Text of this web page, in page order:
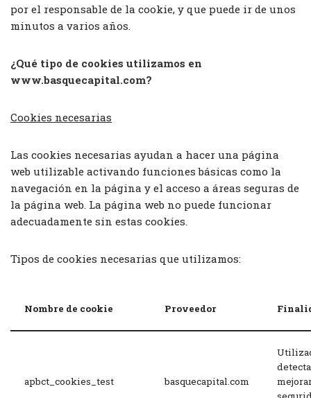
por el responsable de la cookie, y que puede ir de unos
minutos a varios años.
¿Qué tipo de cookies utilizamos en
www.basquecapital.com?
Cookies necesarias
Las cookies necesarias ayudan a hacer una página
web utilizable activando funciones básicas como la
navegación en la página y el acceso a áreas seguras de
la página web. La página web no puede funcionar
adecuadamente sin estas cookies.
Tipos de cookies necesarias que utilizamos:
Nombre de cookie Proveedor
apbct_cookies_test basquecapital.com